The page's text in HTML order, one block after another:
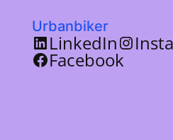
Urbanbiker
LinkedIn
Facebook